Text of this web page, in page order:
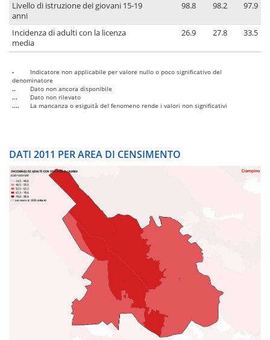
Livello di istruzione dei giovani 15-19
anni
98.8 98.2 97.9
Incidenza di adulti con la licenza
media
26.9 27.8 33.5
-
Indicatore non applicabile per valore nullo o poco significativo del
denominatore
..
Dato non ancora disponibile
...
Dato non rilevato
....
La mancanza o esiguità del fenomeno rende i valori non significativi
DATI 2011 PER AREA DI CENSIMENTO